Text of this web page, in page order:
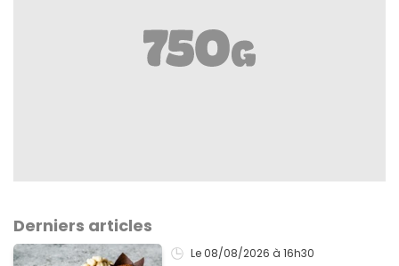
Derniers articles
Le 08/08/2026 à 16h30